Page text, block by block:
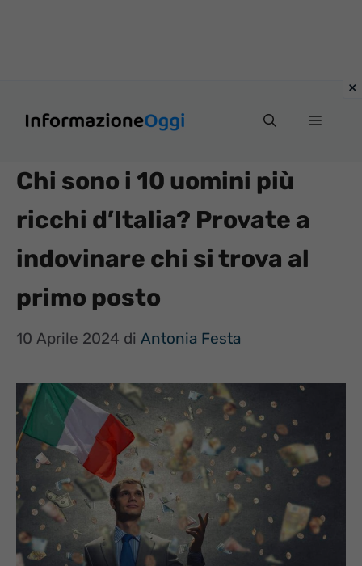
Menu
Chi sono i 10 uomini più
ricchi d’Italia? Provate a
indovinare chi si trova al
primo posto
10 Aprile 2024 di Antonia Festa